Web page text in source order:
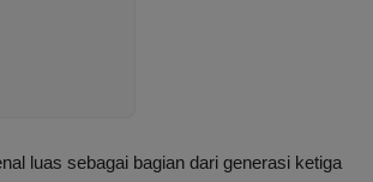
luas sebagai bagian dari generasi ketiga